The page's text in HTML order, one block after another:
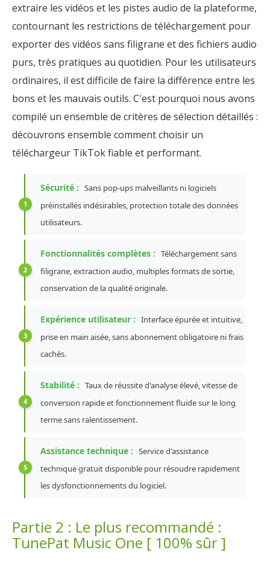
extraire les vidéos et les pistes audio de la plateforme,
contournant les restrictions de téléchargement pour
exporter des vidéos sans filigrane et des fichiers audio
purs, très pratiques au quotidien. Pour les utilisateurs
ordinaires, il est difficile de faire la différence entre les
bons et les mauvais outils. C'est pourquoi nous avons
compilé un ensemble de critères de sélection détaillés :
découvrons ensemble comment choisir un
téléchargeur TikTok fiable et performant.
Sécurité : Sans pop-ups malveillants ni logiciels
préinstallés indésirables, protection totale des données
utilisateurs.
Fonctionnalités complètes : Téléchargement sans
filigrane, extraction audio, multiples formats de sortie,
conservation de la qualité originale.
Expérience utilisateur : Interface épurée et intuitive,
prise en main aisée, sans abonnement obligatoire ni frais
cachés.
Stabilité : Taux de réussite d'analyse élevé, vitesse de
conversion rapide et fonctionnement fluide sur le long
terme sans ralentissement.
Assistance technique : Service d'assistance
technique gratuit disponible pour résoudre rapidement
les dysfonctionnements du logiciel.
Partie 2 : Le plus recommandé :
TunePat Music One [ 100% sûr ]